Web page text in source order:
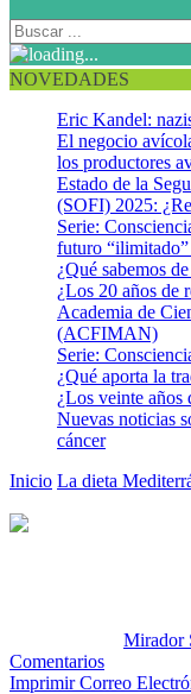
NOVEDADES
Eric Kandel:
El negocio
los productores
Estado de la
(SOFI) 2025:
Serie:
futuro
¿Qué sabemos
¿Los 20 años de
Academia de
(ACFIMAN)
Serie:
¿Qué aporta la
¿Los veinte años
Nuevas noticias
cáncer
Inicio La dieta
Mirador
Comentarios
Imprimir Correo